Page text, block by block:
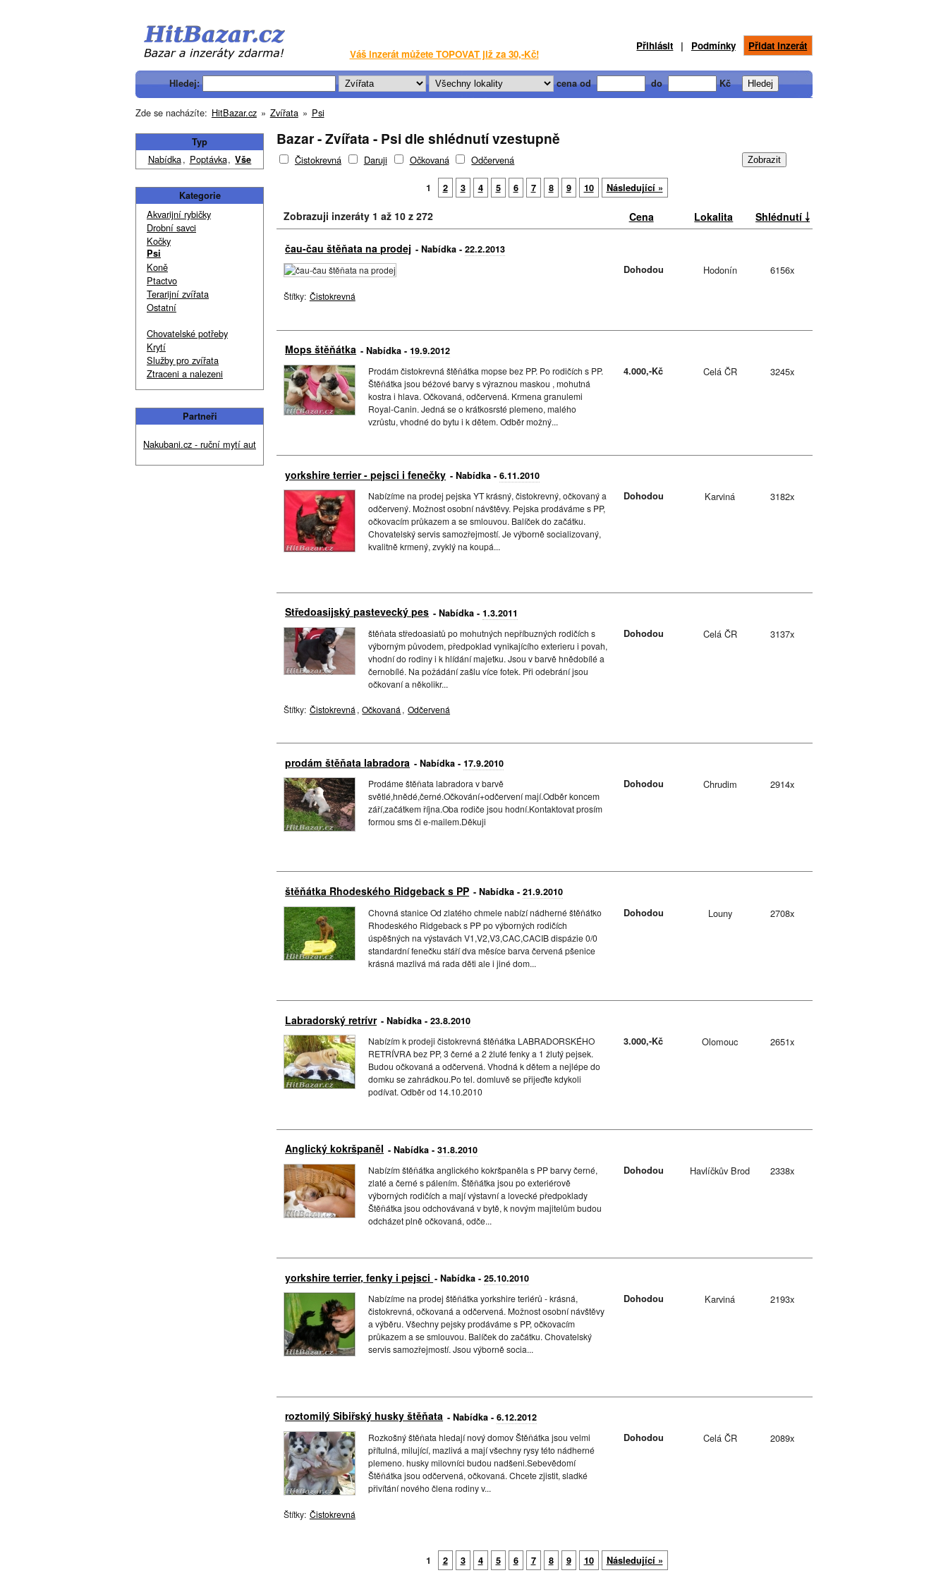
Váš inzerát můžete TOPOVAT již za 30,-Kč!
Přihlásit | Podmínky Přidat inzerát
Hledej: cena od do Kč
Zde se nacházíte: HitBazar.cz » Zvířata » Psi
Typ
Nabídka, Poptávka, Vše
Kategorie
Akvarijní rybičky
Drobní savci
Kočky
Psi
Koně
Ptactvo
Terarijní zvířata
Ostatní
Chovatelské potřeby
Krytí
Služby pro zvířata
Ztraceni a nalezeni
Partneři
Nakubani.cz - ruční mytí aut
Bazar - Zvířata - Psi dle shlédnutí vzestupně
Čistokrevná Daruji Očkovaná Odčervená
1 2 3 4 5 6 7 8 9 10 Následující »
Zobrazuji inzeráty 1 až 10 z 272 Cena Lokalita Shlédnutí ￬
čau-čau štěňata na prodej - Nabídka -22.2.2013
Štítky: Čistokrevná
Dohodou Hodonín 6156x
Mops štěňátka - Nabídka -19.9.2012
Prodám čistokrevná štěňátka mopse bez PP. Po rodičích s PP.
Štěňátka jsou béžové barvy s výraznou maskou , mohutná
kostra i hlava. Očkovaná, odčervená. Krmena granulemi
Royal-Canin. Jedná se o krátkosrsté plemeno, malého
vzrůstu, vhodné do bytu i k dětem. Odběr možný...
4.000,-Kč Celá ČR 3245x
yorkshire terrier - pejsci i fenečky - Nabídka -6.11.2010
Nabízíme na prodej pejska YT krásný, čistokrevný, očkovaný a
odčervený. Možnost osobní návštěvy. Pejska prodáváme s PP,
očkovacím průkazem a se smlouvou. Balíček do začátku.
Chovatelský servis samozřejmostí. Je výborně socializovaný,
kvalitně krmený, zvyklý na koupá...
Dohodou Karviná 3182x
Středoasijský pastevecký pes - Nabídka -1.3.2011
štěňata středoasiatů po mohutných nepříbuzných rodičích s
výborným původem, předpoklad vynikajícího exterieru i povah,
vhodní do rodiny i k hlídání majetku. Jsou v barvě hnědobílé a
černobílé. Na požádání zašlu více fotek. Při odebrání jsou
očkovaní a několikr...
Štítky: Čistokrevná , Očkovaná , Odčervená
Dohodou Celá ČR 3137x
prodám štěňata labradora - Nabídka -17.9.2010
Prodáme štěňata labradora v barvě
světlé,hnědé,černé.Očkování+odčervení mají.Odběr koncem
září,začátkem října.Oba rodiče jsou hodní.Kontaktovat prosím
formou sms či e-mailem.Děkuji
Dohodou Chrudim 2914x
štěňátka Rhodeského Ridgeback s PP - Nabídka -21.9.2010
Chovná stanice Od zlatého chmele nabízí nádherné štěňátko
Rhodeského Ridgeback s PP po výborných rodičích
úspěšných na výstavách V1,V2,V3,CAC,CACIB dispázie 0/0
standardní fenečku stáří dva měsíce barva červená pšenice
krásná mazlivá má rada děti ale i jiné dom...
Dohodou Louny 2708x
Labradorský retrívr - Nabídka -23.8.2010
Nabízím k prodeji čistokrevná štěňátka LABRADORSKÉHO
RETRÍVRA bez PP, 3 černé a 2 žluté fenky a 1 žlutý pejsek.
Budou očkovaná a odčervená. Vhodná k dětem a nejlépe do
domku se zahrádkou.Po tel. domluvě se přijeďte kdykoli
podívat. Odběr od 14.10.2010
3.000,-Kč Olomouc 2651x
Anglický kokršpaněl - Nabídka -31.8.2010
Nabízím štěňátka anglického kokršpaněla s PP barvy černé,
zlaté a černé s pálením. Štěňátka jsou po exteriérově
výborných rodičích a mají výstavní a lovecké předpoklady
Štěňátka jsou odchovávaná v bytě, k novým majitelům budou
odcházet plně očkovaná, odče...
Dohodou Havlíčkův Brod 2338x
yorkshire terrier, fenky i pejsci - Nabídka -25.10.2010
Nabízíme na prodej štěňátka yorkshire teriérů - krásná,
čistokrevná, očkovaná a odčervená. Možnost osobní návštěvy
a výběru. Všechny pejsky prodáváme s PP, očkovacím
průkazem a se smlouvou. Balíček do začátku. Chovatelský
servis samozřejmostí. Jsou výborně socia...
Dohodou Karviná 2193x
roztomilý Sibiřský husky štěňata - Nabídka -6.12.2012
Rozkošný štěňata hledají nový domov Štěňátka jsou velmi
přítulná, milující, mazlivá a mají všechny rysy této nádherné
plemeno. husky milovníci budou nadšeni.Sebevědomí
Štěňátka jsou odčervená, očkovaná. Chcete zjistit, sladké
přivítání nového člena rodiny v...
Štítky: Čistokrevná
Dohodou Celá ČR 2089x
1 2 3 4 5 6 7 8 9 10 Následující »